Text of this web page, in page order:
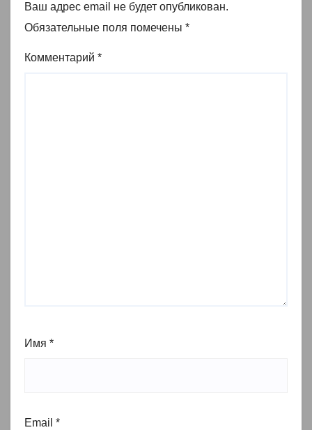
Ваш адрес email не будет опубликован.
Обязательные поля помечены *
Комментарий *
Имя *
Email *